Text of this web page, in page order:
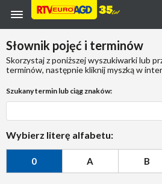
Przejdź do zawartości strony
Przejdź do wyszukiwarki
Przejdź do kategorii
Przejdź do stopki
OTWÓRZ
MENU
Słownik pojęć i terminów
Skorzystaj z poniższej wyszukiwarki lub
terminów, następnie kliknij myszką w
Szukany termin lub ciąg znaków:
Wybierz literę alfabetu:
0 A B